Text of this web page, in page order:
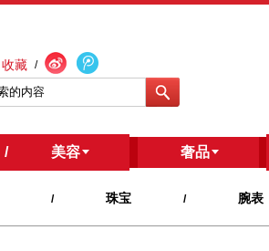
收藏 /
/ 美容 奢品
/ 珠宝 / 腕表